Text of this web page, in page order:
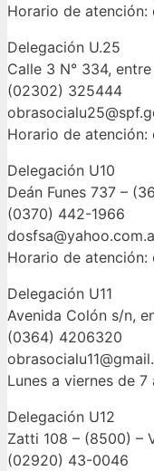
Horario de atención:
Delegación U.25
Calle 3 N° 334,
(02302) 325444
Horario de atención:
Delegación U10
Deán Funes 737 –
(0370) 442-1966
Horario de atención:
Delegación U11
Avenida Colón s/n,
(0364) 4206320
Lunes a viernes de 7
Delegación U12
Zatti 108 – (8500) –
(02920) 43-0046